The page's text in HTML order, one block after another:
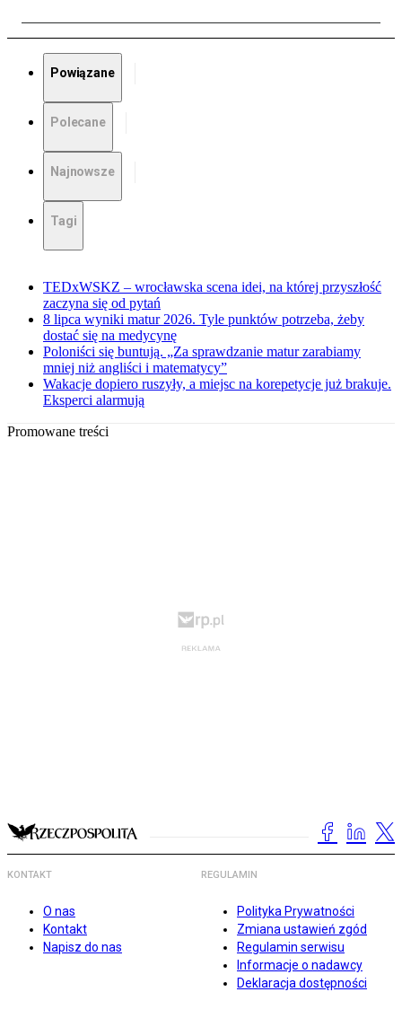
Powiązane
Polecane
Najnowsze
Tagi
TEDxWSKZ – wrocławska scena idei, na której przyszłość
zaczyna się od pytań
8 lipca wyniki matur 2026. Tyle punktów potrzeba, żeby
dostać się na medycynę
Poloniści się buntują. „Za sprawdzanie matur zarabiamy
mniej niż angliści i matematycy”
Wakacje dopiero ruszyły, a miejsc na korepetycje już brakuje.
Eksperci alarmują
Promowane treści
KONTAKT
O nas
Kontakt
Napisz do nas
REGULAMIN
Polityka Prywatności
Zmiana ustawień zgód
Regulamin serwisu
Informacje o nadawcy
Deklaracja dostępności